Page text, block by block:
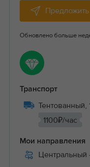
Предложить
Обновлено больше
Транспорт
Тентованный,
1100₽/час
Мои направления
Центральный